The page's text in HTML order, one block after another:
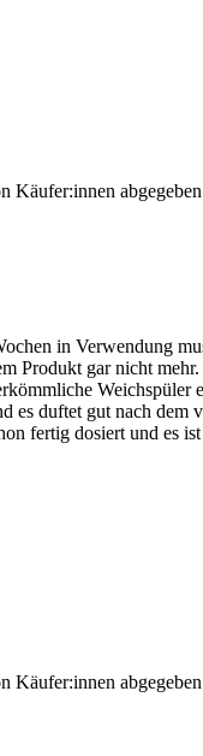
in Verwendung
Produkt gar nicht
es duftet gut nach dem
fertig dosiert und es